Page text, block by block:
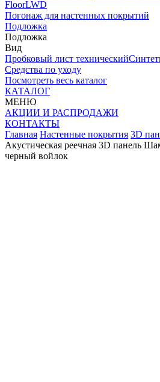
FloorLWD
Погонаж для настенных покрытий
Подложка
Подложка
Вид
Пробковый лист технический
Средства по уходу
Посмотреть весь каталог
КАТАЛОГ
МЕНЮ
АКЦИИ И РАСПРОДАЖИ
КОНТАКТЫ
Главная Настенные покрытия 3D
Акустическая реечная 3D панель
черный войлок